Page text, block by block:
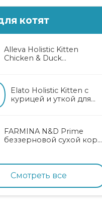
котят
Alleva Holistic Kitten
Chicken & Duck
Elato Holistic Kitten с
курицей и уткой для
FARMINA N&D Prime
беззерновой сухой корм
курицей и гранатом
Смотреть все